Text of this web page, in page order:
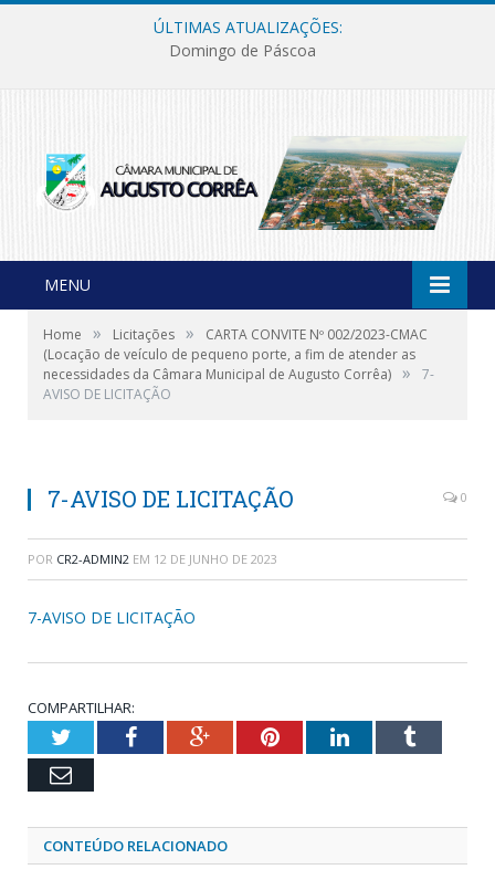
ÚLTIMAS ATUALIZAÇÕES:
Domingo de Páscoa
MENU
Home » Licitações »
CARTA CONVITE Nº 002/2023-CMAC
(Locação de veículo de pequeno porte, a fim de atender as
necessidades da Câmara Municipal de Augusto Corrêa) »
7-
AVISO DE LICITAÇÃO
7-AVISO DE LICITAÇÃO 0
POR CR2-ADMIN2 EM 12 DE JUNHO DE 2023
7-AVISO DE LICITAÇÃO
COMPARTILHAR:
TwitterFacebookGoogle+PinterestLinkedInTumblr
Email
CONTEÚDO RELACIONADO